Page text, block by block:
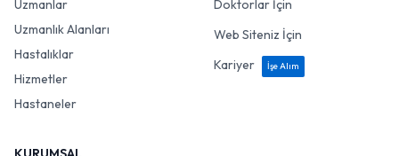
Uzmanlar
Uzmanlık Alanları
Hastalıklar
Hizmetler
Hastaneler
Doktorlar İçin
Web Siteniz İçin
Kariyer
İşe Alım